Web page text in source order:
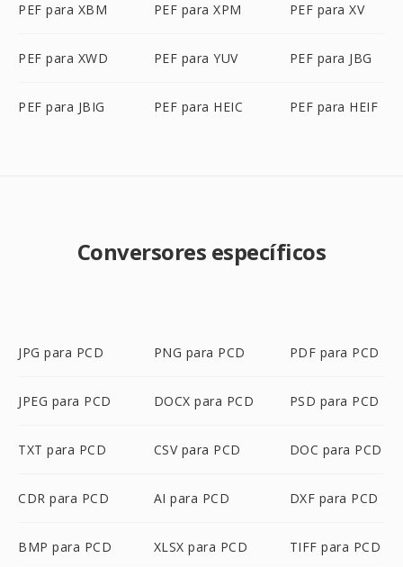
PEF para XBM PEF para XPM PEF para XV
PEF para XWD PEF para YUV PEF para JBG
PEF para JBIG PEF para HEIC PEF para HEIF
Conversores específicos
JPG para PCD PNG para PCD PDF para PCD
JPEG para PCD DOCX para PCD PSD para PCD
TXT para PCD CSV para PCD DOC para PCD
CDR para PCD AI para PCD DXF para PCD
BMP para PCD XLSX para PCD TIFF para PCD